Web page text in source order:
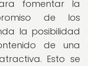
fomentar la
de los
la posibilidad
de una
Esto se